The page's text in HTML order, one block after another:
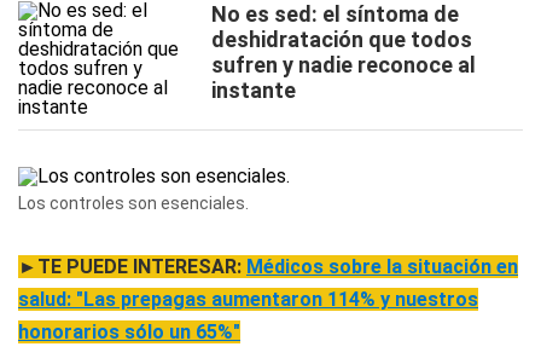
No es sed: el síntoma de
deshidratación que todos
sufren y nadie reconoce al
instante
Los controles son esenciales.
►TE PUEDE INTERESAR: Médicos sobre la situación en
salud: "Las prepagas aumentaron 114% y nuestros
honorarios sólo un 65%"